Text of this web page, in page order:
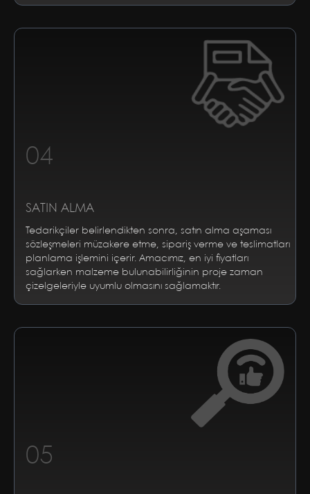
04
SATIN ALMA
Tedarikçiler belirlendikten sonra, satın alma aşaması
sözleşmeleri müzakere etme, sipariş verme ve teslimatları
planlama işlemini içerir. Amacımız, en iyi fiyatları
sağlarken malzeme bulunabilirliğinin proje zaman
çizelgeleriyle uyumlu olmasını sağlamaktır.
05